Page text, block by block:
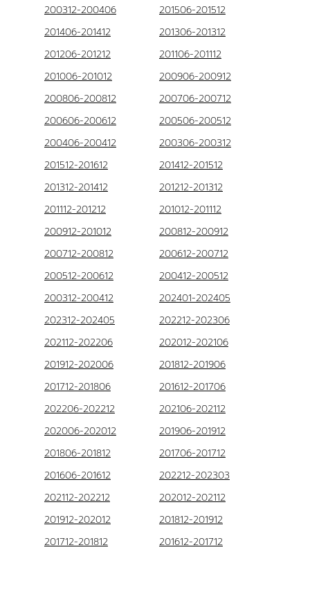
200312-200406
201506-201512
201406-201412
201306-201312
201206-201212
201106-201112
201006-201012
200906-200912
200806-200812
200706-200712
200606-200612
200506-200512
200406-200412
200306-200312
201512-201612
201412-201512
201312-201412
201212-201312
201112-201212
201012-201112
200912-201012
200812-200912
200712-200812
200612-200712
200512-200612
200412-200512
200312-200412
202401-202405
202312-202405
202212-202306
202112-202206
202012-202106
201912-202006
201812-201906
201712-201806
201612-201706
202206-202212
202106-202112
202006-202012
201906-201912
201806-201812
201706-201712
201606-201612
202212-202303
202112-202212
202012-202112
201912-202012
201812-201912
201712-201812
201612-201712